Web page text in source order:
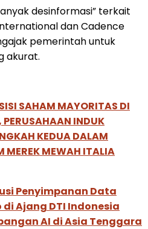
desinformasi” terkait
dan Cadence
pemerintah untuk
akurat.
SAHAM MAYORITAS DI
PERUSAHAAN INDUK
KEDUA DALAM
MEREK MEWAH ITALIA
Penyimpanan Data
Ajang DTI Indonesia
AI di Asia Tenggara